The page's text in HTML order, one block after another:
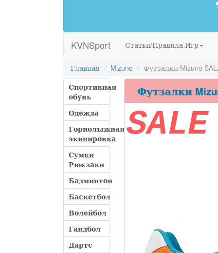
KVNSport Статьи/Правила Игр
Главная Mizuno
Футзалки Mizuno
Спортивная
обувь
Одежда
Горнолыжная
экипировка
Сумки
Рюкзаки
Бадминтон
Баскетбол
Волейбол
Гандбол
Дартс
Футзалки
SALE